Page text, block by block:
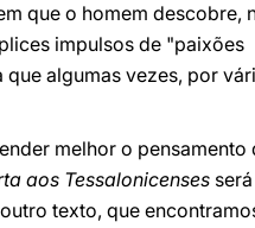
que o homem descobre,
impulsos de "paixões
que algumas vezes, por
melhor o pensamento
aos Tessalonicenses
texto, que